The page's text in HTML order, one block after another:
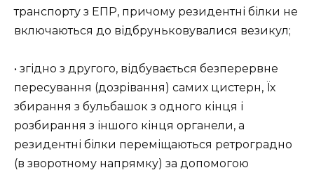
транспорту з ЕПР, причому резидентні білки не
включаються до відбруньковувалися везикул;
• згідно з другого, відбувається безперервне
пересування (дозрівання) самих цистерн, Їх
збирання з бульбашок з одного кінця і
розбирання з іншого кінця органели, а
резидентні білки переміщаються ретроградно
(в зворотному напрямку) за допомогою